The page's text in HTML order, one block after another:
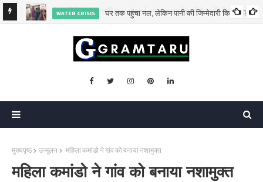
WATER CRISIS घर तक पहुंचा नल, लेकिन पानी की जिम्मेदारी किसकी?
मुख्यपृष्ठ उन्मूलन महिला कमांडो ने गांव को बनाया नशामुक्त
महिला कमांडो ने गांव को बनाया नशामुक्त